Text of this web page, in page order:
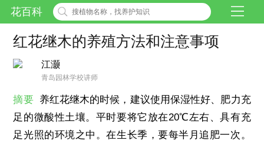
花百科
红花继木的养殖方法和注意事项
江灏
青岛园林学校讲师
摘要 养红花继木的时候，建议使用保湿性好、肥力充
足的微酸性土壤。平时要将它放在20℃左右、具有充
足光照的环境之中。在生长季，要每半月追肥一次。